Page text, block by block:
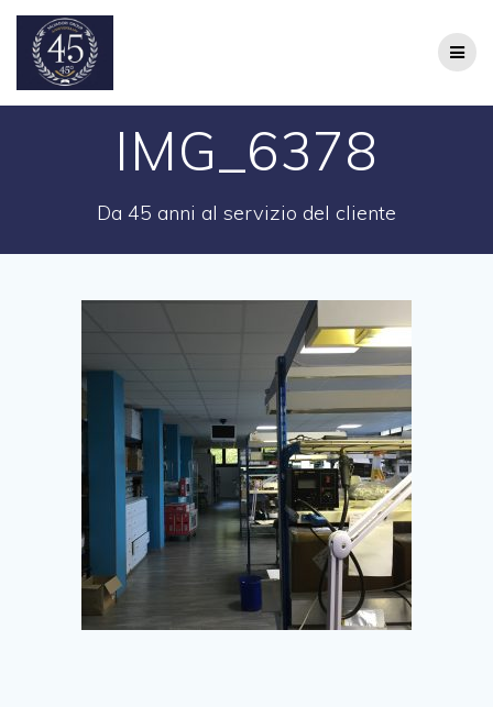
IMG_6378
Da 45 anni al servizio del cliente